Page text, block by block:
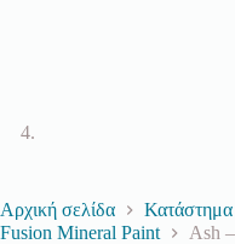
Αρχική σελίδα Κατάστημα
Fusion Mineral Paint
Ash